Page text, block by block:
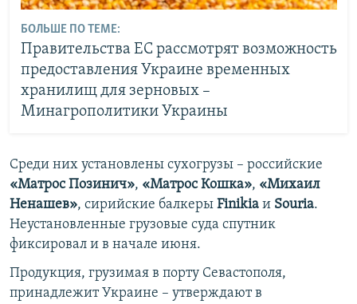
БОЛЬШЕ ПО ТЕМЕ:
Правительства ЕС рассмотрят возможность
предоставления Украине временных
хранилищ для зерновых –
Минагрополитики Украины
Среди них установлены сухогрузы – российские
«Матрос Позинич», «Матрос Кошка», «Михаил
Ненашев», сирийские балкеры Finikia и Souria.
Неустановленные грузовые суда спутник
фиксировал и в начале июня.
Продукция, грузимая в порту Севастополя,
принадлежит Украине – утверждают в